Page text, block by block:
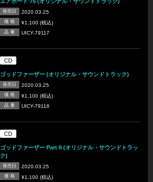
発売日 2020.03.25
価 格 ¥1,100 (税込)
品 番 UICY-79117
CD
ゴッドファーザー (オリジナル・サウンドトラック)
発売日 2020.03.25
価 格 ¥1,100 (税込)
品 番 UICY-79118
CD
ゴッドファーザー Part II (オリジナル・サウンドトラッ
ク)
発売日 2020.03.25
価 格 ¥1,100 (税込)